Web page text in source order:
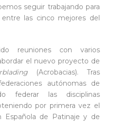
seguir trabajando para
las cinco mejores del
reuniones con varios
el nuevo proyecto de
(Acrobacias). Tras
autónomas de
federar las disciplinas
por primera vez el
Española de Patinaje y de